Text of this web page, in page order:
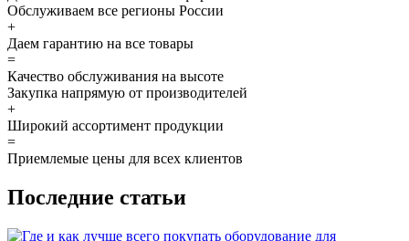
Обслуживаем все регионы России
+
Даем гарантию на все товары
=
Качество обслуживания на высоте
Закупка напрямую от производителей
+
Широкий ассортимент продукции
=
Приемлемые цены для всех клиентов
Последние статьи